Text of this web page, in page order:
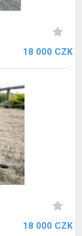
18 000 CZK
18 000 CZK